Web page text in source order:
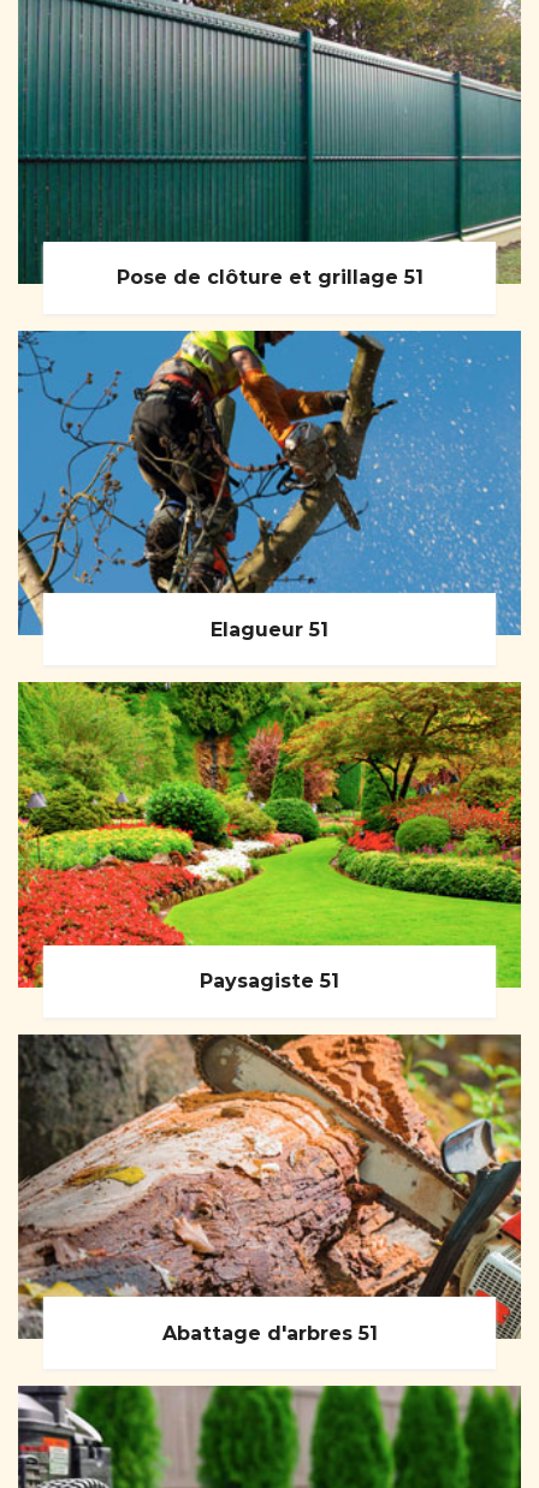
Pose de clôture et grillage 51
Elagueur 51
Paysagiste 51
Abattage d'arbres 51